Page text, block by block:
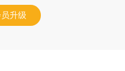
升级